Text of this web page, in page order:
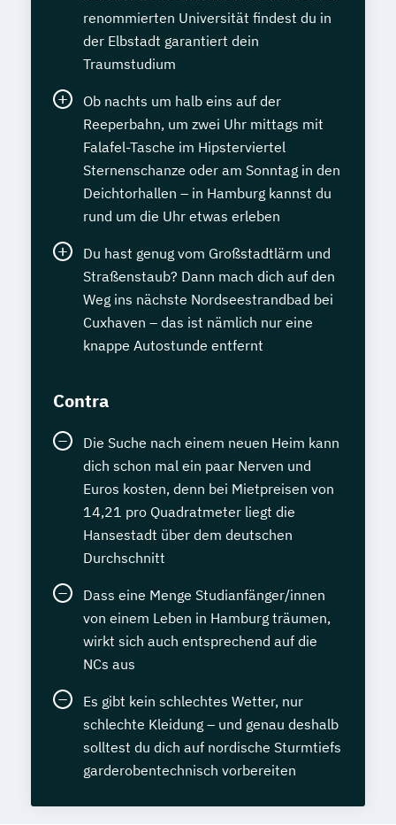
renommierten Universität findest du in
der Elbstadt garantiert dein
Traumstudium
Ob nachts um halb eins auf der
Reeperbahn, um zwei Uhr mittags mit
Falafel-Tasche im Hipsterviertel
Sternenschanze oder am Sonntag in den
Deichtorhallen – in Hamburg kannst du
rund um die Uhr etwas erleben
Du hast genug vom Großstadtlärm und
Straßenstaub? Dann mach dich auf den
Weg ins nächste Nordseestrandbad bei
Cuxhaven – das ist nämlich nur eine
knappe Autostunde entfernt
Contra
Die Suche nach einem neuen Heim kann
dich schon mal ein paar Nerven und
Euros kosten, denn bei Mietpreisen von
14,21 pro Quadratmeter liegt die
Hansestadt über dem deutschen
Durchschnitt
Dass eine Menge Studianfänger/innen
von einem Leben in Hamburg träumen,
wirkt sich auch entsprechend auf die
NCs aus
Es gibt kein schlechtes Wetter, nur
schlechte Kleidung – und genau deshalb
solltest du dich auf nordische Sturmtiefs
garderobentechnisch vorbereiten